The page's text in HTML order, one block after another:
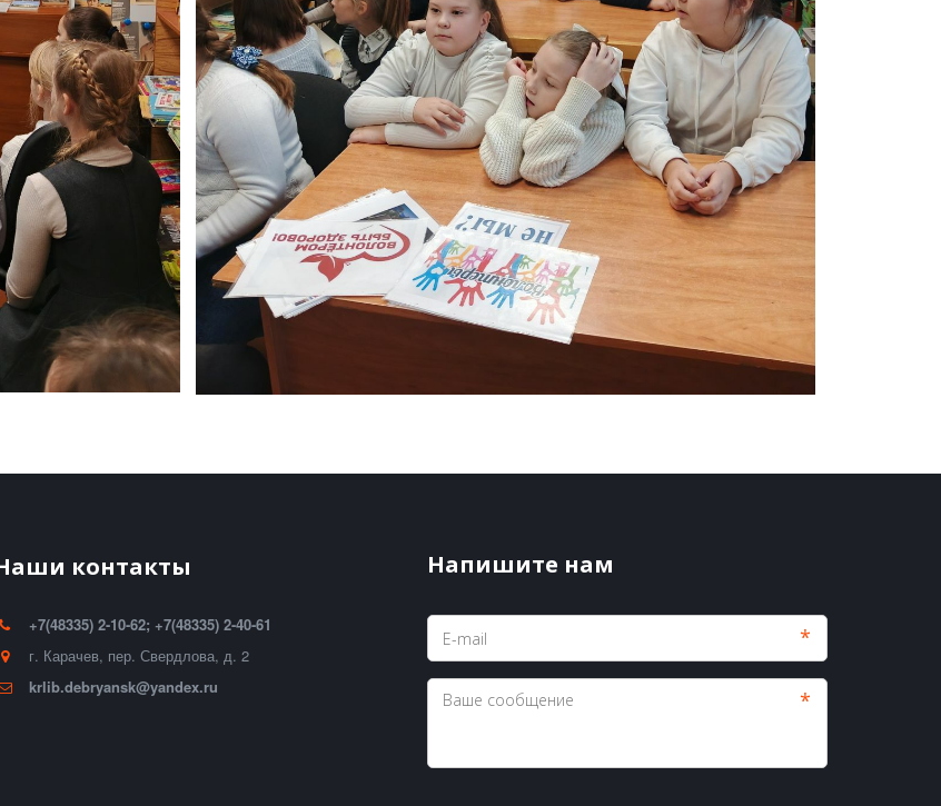
контакты
+7(48335) 2-10-62; +7(48335) 2-40-61
г. Карачев, пер. Свердлова, д. 2
krlib.debryansk@yandex.ru
Напишите нам
*
*